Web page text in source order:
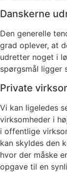
Danskerne
Den generelle
grad oplever, at
udretter noget i
spørgsmål ligger
Private
Vi kan ligeledes
virksomheder i
i offentlige
kan skyldes den
hvor der måske
opgave til en